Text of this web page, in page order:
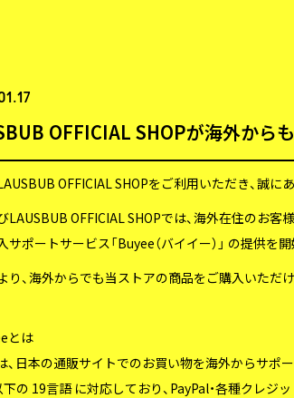
OFFICIAL SHOPが海外から
OFFICIAL SHOPをご利用いただき、誠に
LAUSBUB OFFICIAL SHOPでは、海外在住のお客
サポートサービス「Buyee（バイイー）」 の提供を
り、海外からでも当ストアの商品をご購入いただけ
とは
、日本の通販サイトでのお買い物を海外からサポ
下の 19言語 に対応しており、PayPal・各種クレジ